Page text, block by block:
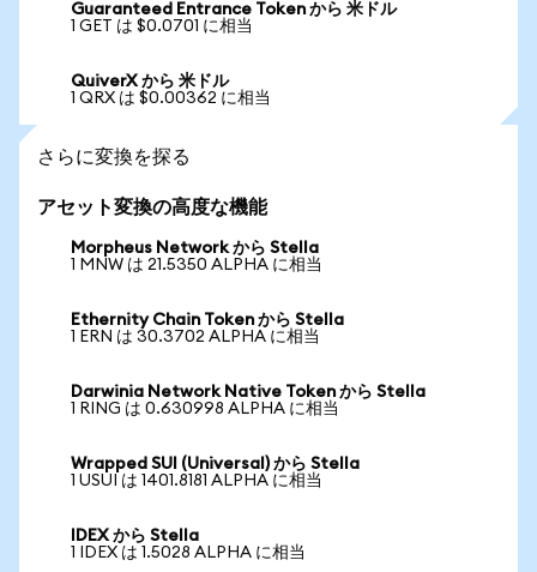
Guaranteed Entrance Token から 米ドル
1 GET は $0.0701 に相当
QuiverX から 米ドル
1 QRX は $0.00362 に相当
さらに変換を探る
アセット変換の高度な機能
Morpheus Network から Stella
1 MNW は 21.5350 ALPHA に相当
Ethernity Chain Token から Stella
1 ERN は 30.3702 ALPHA に相当
Darwinia Network Native Token から Stella
1 RING は 0.630998 ALPHA に相当
Wrapped SUI (Universal) から Stella
1 USUI は 1401.8181 ALPHA に相当
IDEX から Stella
1 IDEX は 1.5028 ALPHA に相当